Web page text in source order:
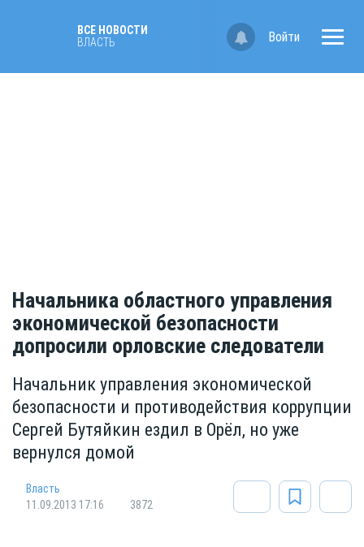
ВСЕ НОВОСТИ
ВЛАСТЬ
Войти
Начальника областного управления
экономической безопасности
допросили орловские следователи
Начальник управления экономической
безопасности и противодействия коррупции
Сергей Бутяйкин ездил в Орёл, но уже
вернулся домой
Власть
11.09.2013 17:16
3872